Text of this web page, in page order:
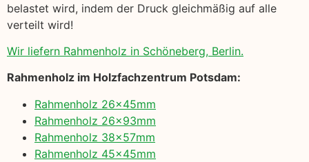
belastet wird, indem der Druck gleichmäßig auf alle
verteilt wird!
Wir liefern Rahmenholz in Schöneberg, Berlin.
Rahmenholz im Holzfachzentrum Potsdam:
Rahmenholz 26x45mm
Rahmenholz 26x93mm
Rahmenholz 38x57mm
Rahmenholz 45x45mm